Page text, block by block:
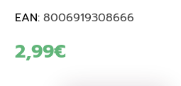
EAN: 8006919308666
2,99€